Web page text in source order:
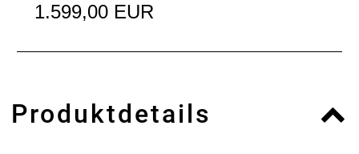
1.599,00 EUR
Produktdetails